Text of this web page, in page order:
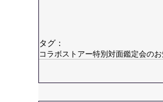
タグ：
コラボストアー特別対面鑑定会の